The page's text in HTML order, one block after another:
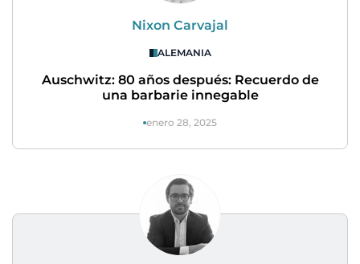
Nixon Carvajal
ALEMANIA
Auschwitz: 80 años después: Recuerdo de
una barbarie innegable
enero 28, 2025